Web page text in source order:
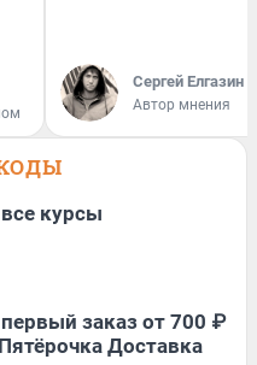
Сергей Елгазин
Автор мнения
курсы
заказ от 700 ₽
Доставка